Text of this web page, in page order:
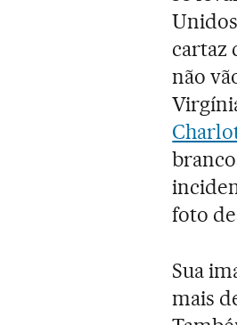
cartaz
não
foto
Sua
mais